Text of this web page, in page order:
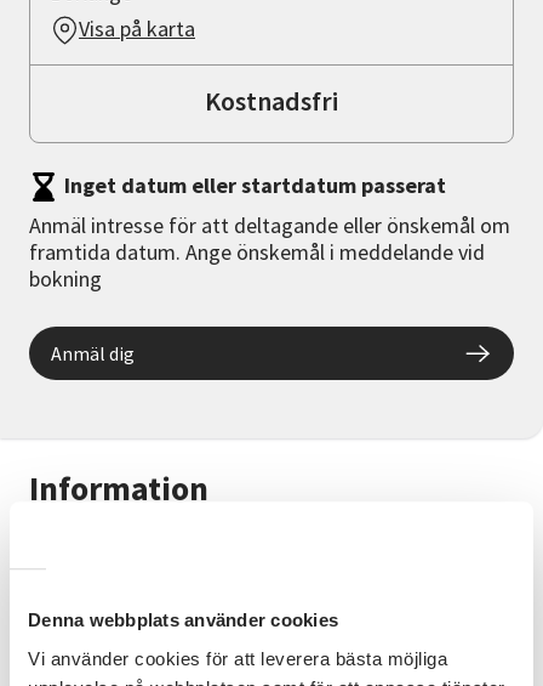
Denna webbplats använder cookies
Vi använder cookies för att leverera bästa möjliga
Information
Intresseanmälan till beredskapscirkel.
Vad kan vi göra själva? Vad gör vi när vatten och
avlopp drabbas?
Visa på karta
Kostnadsfri
Inget datum eller startdatum passerat
Anmäl intresse för att deltagande eller önskemål om
framtida datum. Ange önskemål i meddelande vid
bokning
Anmäl dig